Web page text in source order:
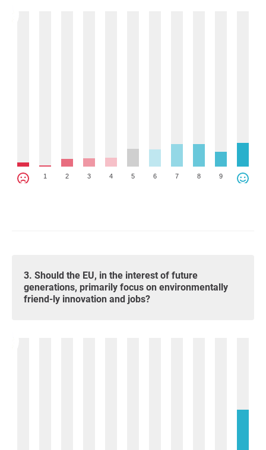
1 2 3 4 5 6 7 8 9
3. Should the EU, in the interest of future
generations, primarily focus on environmentally
friend-ly innovation and jobs?